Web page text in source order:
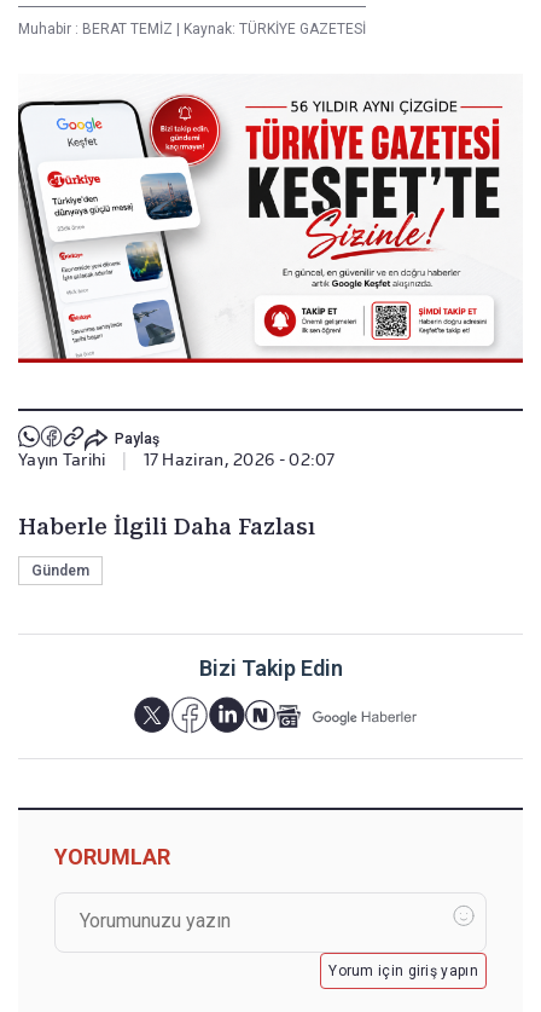
Muhabir : BERAT TEMİZ | Kaynak: TÜRKİYE GAZETESİ
Paylaş
Yayın Tarihi 17 Haziran, 2026 - 02:07
Haberle İlgili Daha Fazlası
Gündem
Bizi Takip Edin
YORUMLAR
Yorum için giriş yapın